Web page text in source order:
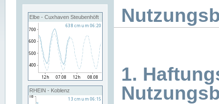
Elbe - Cuxhaven Steubenhöft
RHEIN - Koblenz
1.